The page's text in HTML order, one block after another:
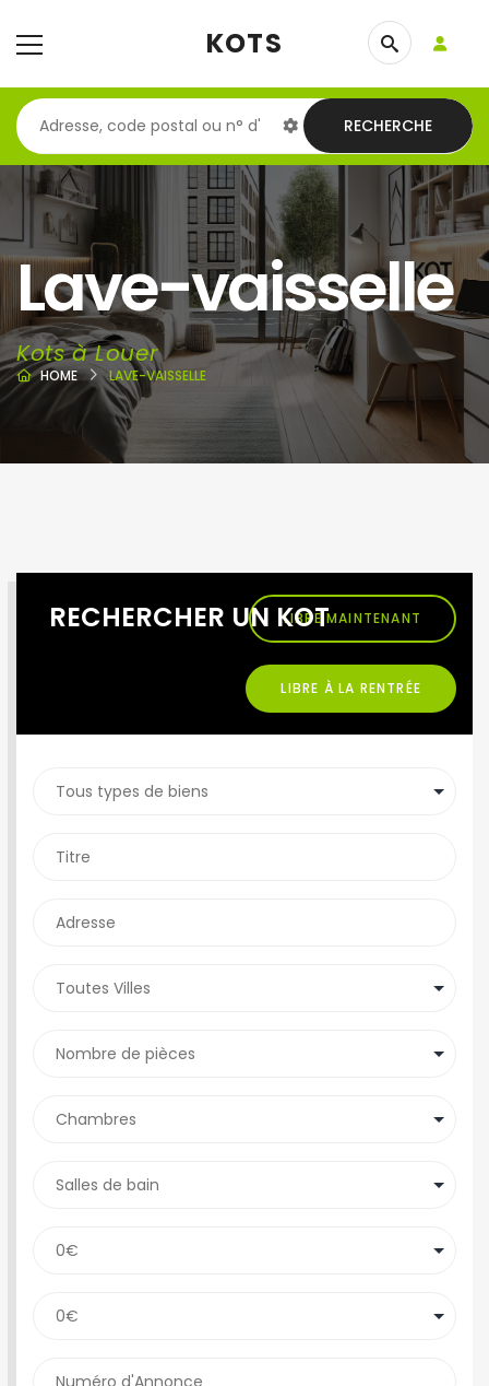
KOTS
RECHERCHE
Lave-vaisselle
Kots à Louer
HOME LAVE-VAISSELLE
RECHERCHER UN KOTLIBRE MAINTENANT
LIBRE À LA RENTRÉE